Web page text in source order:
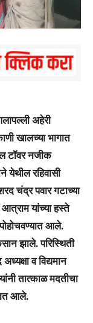
अहेरी
खालच्या भागात
टॉवर नजीक
येथील रहिवासी
चंद्र पवार गटाच्या
आत्राम यांच्या हस्ते
आले.
झाले. परिस्थिती
व विद्यमान
तात्काळ मदतीचा
आले.